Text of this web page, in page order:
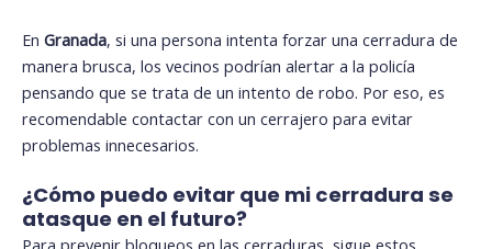
En Granada, si una persona intenta forzar una cerradura de
manera brusca, los vecinos podrían alertar a la policía
pensando que se trata de un intento de robo. Por eso, es
recomendable contactar con un cerrajero para evitar
problemas innecesarios.
¿Cómo puedo evitar que mi cerradura se
atasque en el futuro?